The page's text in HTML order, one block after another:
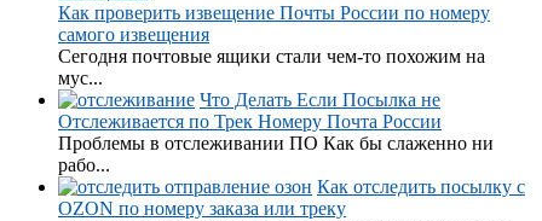
Как проверить извещение Почты России по номеру
самого извещения
Сегодня почтовые ящики стали чем-то похожим на
мус...
Что Делать Если Посылка не
Отслеживается по Трек Номеру Почта России
Проблемы в отслеживании ПО Как бы слаженно ни
рабо...
Как отследить посылку с
OZON по номеру заказа или треку